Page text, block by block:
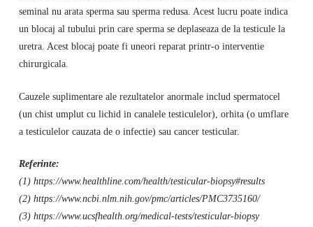
seminal nu arata sperma sau sperma redusa. Acest lucru poate indica
un blocaj al tubului prin care sperma se deplaseaza de la testicule la
uretra. Acest blocaj poate fi uneori reparat printr-o interventie
chirurgicala.
Cauzele suplimentare ale rezultatelor anormale includ spermatocel
(un chist umplut cu lichid in canalele testiculelor), orhita (o umflare
a testiculelor cauzata de o infectie) sau cancer testicular.
Referinte:
(1) https://www.healthline.com/health/testicular-biopsy#results
(2) https://www.ncbi.nlm.nih.gov/pmc/articles/PMC3735160/
(3) https://www.ucsfhealth.org/medical-tests/testicular-biopsy